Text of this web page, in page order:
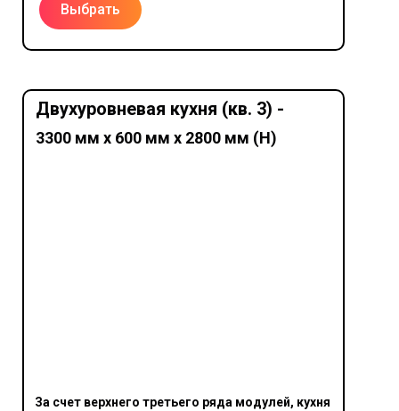
Выбрать
За счет верхнего третьего ряда модулей, кухня
3300 мм х 600 мм х 2800 мм (Н)
Двухуровневая кухня (кв. 3) -